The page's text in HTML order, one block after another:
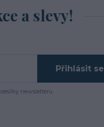
a slevy!
Přihlásit se
newsletteru.